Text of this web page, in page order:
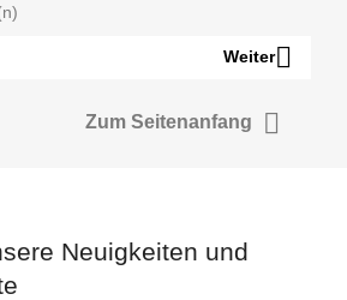
Weiter
Zum Seitenanfang 
Neuigkeiten und